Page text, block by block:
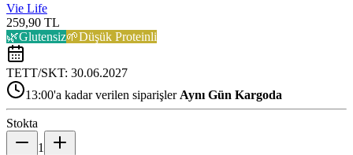
Vie Life
259,90 TL
🌿Glutensiz🌱Düşük Proteinli
TETT/SKT: 30.06.2027
13:00'a kadar verilen siparişler Aynı Gün Kargoda
Stokta
1